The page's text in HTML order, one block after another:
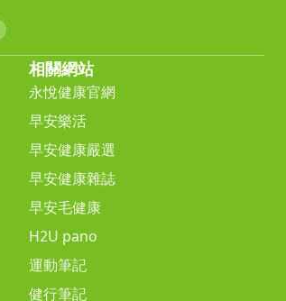
相關網站
永悅健康官網
早安樂活
早安健康嚴選
早安健康雜誌
早安毛健康
H2U pano
運動筆記
健行筆記